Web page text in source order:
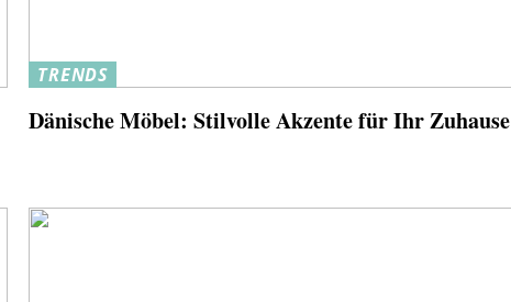
TRENDS
Dänische Möbel: Stilvolle Akzente für Ihr Zuhause